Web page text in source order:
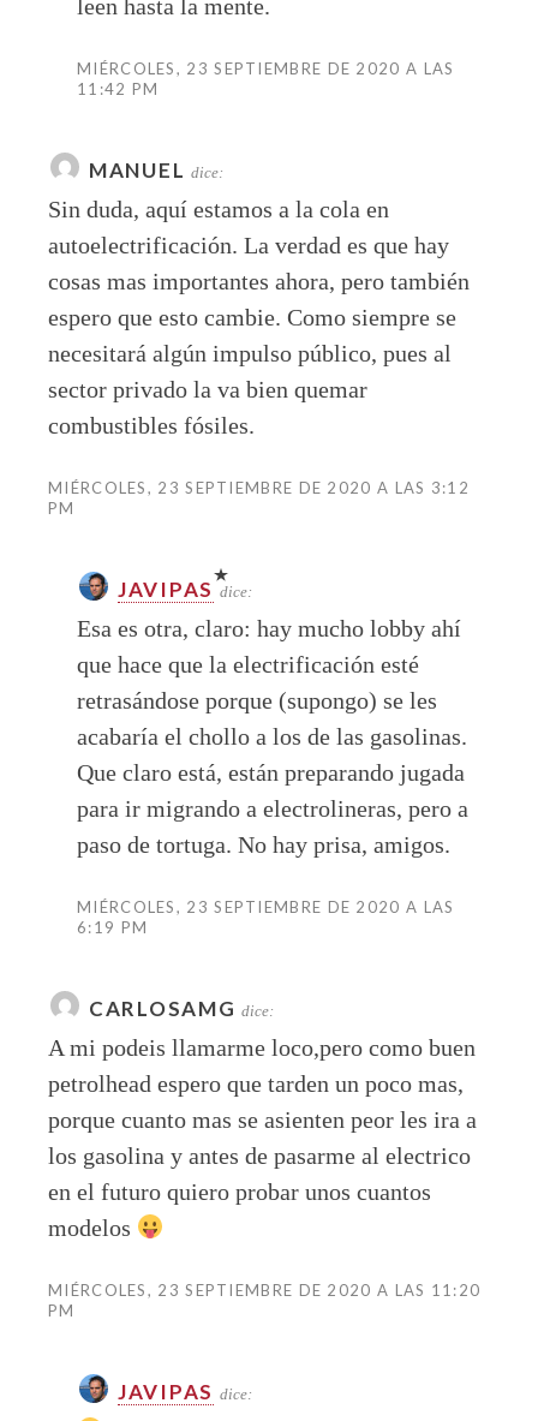
leen hasta la mente.
MIÉRCOLES, 23 SEPTIEMBRE DE 2020 A LAS
11:42 PM
MANUEL dice:
Sin duda, aquí estamos a la cola en
autoelectrificación. La verdad es que hay
cosas mas importantes ahora, pero también
espero que esto cambie. Como siempre se
necesitará algún impulso público, pues al
sector privado la va bien quemar
combustibles fósiles.
MIÉRCOLES, 23 SEPTIEMBRE DE 2020 A LAS 3:12
PM
JAVIPAS dice:
Esa es otra, claro: hay mucho lobby ahí
que hace que la electrificación esté
retrasándose porque (supongo) se les
acabaría el chollo a los de las gasolinas.
Que claro está, están preparando jugada
para ir migrando a electrolineras, pero a
paso de tortuga. No hay prisa, amigos.
MIÉRCOLES, 23 SEPTIEMBRE DE 2020 A LAS
6:19 PM
CARLOSAMG dice:
A mi podeis llamarme loco,pero como buen
petrolhead espero que tarden un poco mas,
porque cuanto mas se asienten peor les ira a
los gasolina y antes de pasarme al electrico
en el futuro quiero probar unos cuantos
modelos
MIÉRCOLES, 23 SEPTIEMBRE DE 2020 A LAS 11:20
PM
JAVIPAS dice: